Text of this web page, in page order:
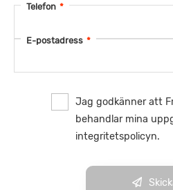
Telefon *
E-postadress *
Jag godkänner att
behandlar mina
integritetspolicyn.